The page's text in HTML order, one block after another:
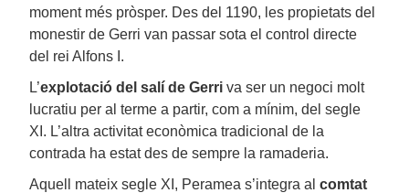
moment més pròsper. Des del 1190, les propietats del
monestir de Gerri van passar sota el control directe
del rei Alfons I.
L’explotació del salí de Gerri va ser un negoci molt
lucratiu per al terme a partir, com a mínim, del segle
XI. L’altra activitat econòmica tradicional de la
contrada ha estat des de sempre la ramaderia.
Aquell mateix segle XI, Peramea s’integra al comtat